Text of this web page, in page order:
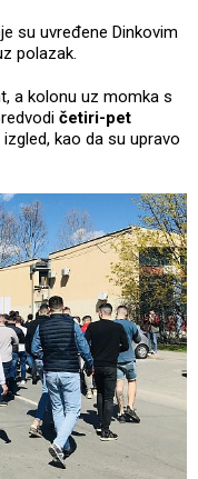
su uvređene Dinkovim
polazak.
a kolonu uz momka s
četiri-pet
kao da su upravo